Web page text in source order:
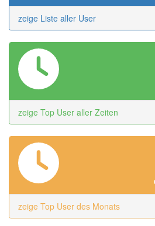
zeige Liste aller User
zeige Top User aller Zeiten
zeige Top User des Monats